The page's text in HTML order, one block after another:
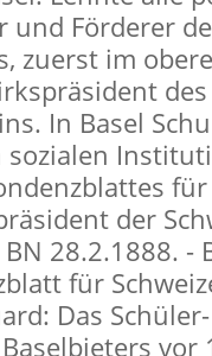
und Förderer
zuerst im
des
In Basel
sozialen
der
28.2.1888. -
für
Das
vor